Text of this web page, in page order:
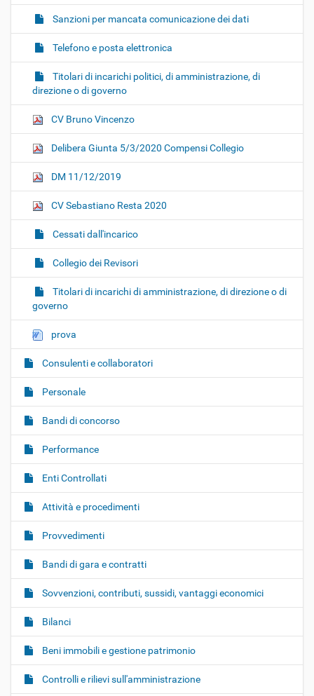
Sanzioni per mancata comunicazione dei dati
Telefono e posta elettronica
Titolari di incarichi politici, di amministrazione, di
direzione o di governo
CV Bruno Vincenzo
Delibera Giunta 5/3/2020 Compensi Collegio
DM 11/12/2019
CV Sebastiano Resta 2020
Cessati dall'incarico
Collegio dei Revisori
Titolari di incarichi di amministrazione, di direzione o di
governo
prova
Consulenti e collaboratori
Personale
Bandi di concorso
Performance
Enti Controllati
Attività e procedimenti
Provvedimenti
Bandi di gara e contratti
Sovvenzioni, contributi, sussidi, vantaggi economici
Bilanci
Beni immobili e gestione patrimonio
Controlli e rilievi sull'amministrazione